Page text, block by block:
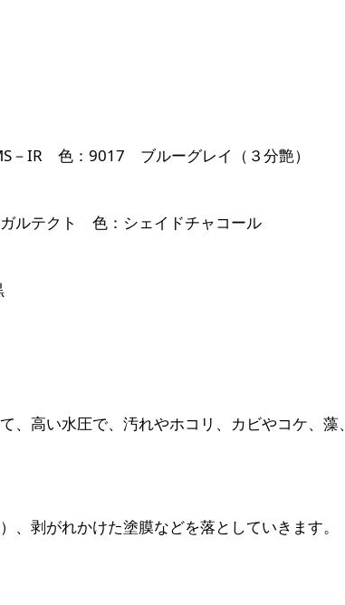
－IR 色：9017 ブルーグレイ（３分艶）
ルテクト 色：シェイドチャコール
、高い水圧で、汚れやホコリ、カビやコケ、藻、
、剥がれかけた塗膜などを落としていきます。